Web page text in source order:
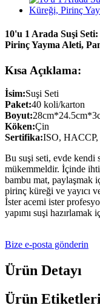
10'u 1 Arada Suşi
Pirinç Yayma Aleti,
Kısa Açıklama:
İsim:Suşi Seti
Paket:40 koli/karton
Boyut:
Köken:Çin
Sertifika:ISO,
Bu suşi seti, evde kendi
mükemmeldir. İçinde
bambu mat, paylaşmak
pirinç küreği ve yayıcı
İster acemi ister
yapımı suşi
Bize e-posta gönderin
Ürün Detayı
Ürün Etiketleri